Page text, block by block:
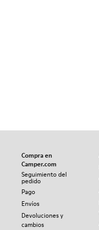
Compra en
Camper.com
Seguimiento del
pedido
Pago
Envíos
Devoluciones y
cambios